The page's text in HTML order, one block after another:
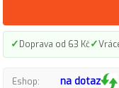
✓Doprava od 63 Kč✓
Eshop: na dotaz